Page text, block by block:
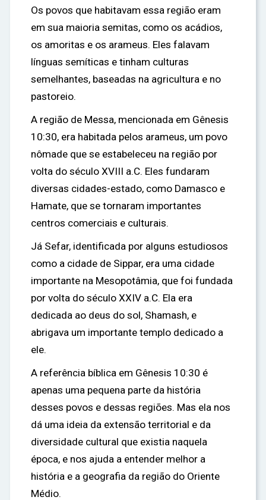
Os povos que habitavam essa região eram
em sua maioria semitas, como os acádios,
os amoritas e os arameus. Eles falavam
línguas semíticas e tinham culturas
semelhantes, baseadas na agricultura e no
pastoreio.
A região de Messa, mencionada em Gênesis
10:30, era habitada pelos arameus, um povo
nômade que se estabeleceu na região por
volta do século XVIII a.C. Eles fundaram
diversas cidades-estado, como Damasco e
Hamate, que se tornaram importantes
centros comerciais e culturais.
Já Sefar, identificada por alguns estudiosos
como a cidade de Sippar, era uma cidade
importante na Mesopotâmia, que foi fundada
por volta do século XXIV a.C. Ela era
dedicada ao deus do sol, Shamash, e
abrigava um importante templo dedicado a
ele.
A referência bíblica em Gênesis 10:30 é
apenas uma pequena parte da história
desses povos e dessas regiões. Mas ela nos
dá uma ideia da extensão territorial e da
diversidade cultural que existia naquela
época, e nos ajuda a entender melhor a
história e a geografia da região do Oriente
Médio.